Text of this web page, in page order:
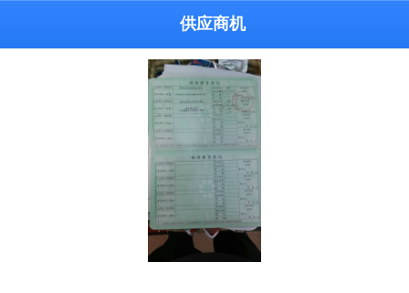
供应商机